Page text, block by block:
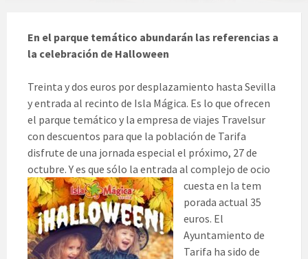
En el parque temático abundarán las referencias a
la celebración de Halloween
Treinta y dos euros por desplazamiento hasta Sevilla
y entrada al recinto de Isla Mágica. Es lo que ofrecen
el parque temático y la empresa de viajes Travelsur
con descuentos para que la población de Tarifa
disfrute de una jornada especial el próximo, 27 de
octubre. Y es que sólo la entrada al complejo de ocio
cuesta en la tem
porada actual 35
euros. El
Ayuntamiento de
Tarifa ha sido de